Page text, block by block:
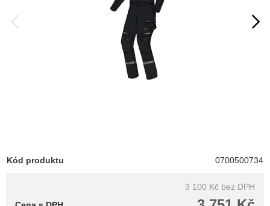
Kód produktu 0700500734
3 100 Kč bez DPH